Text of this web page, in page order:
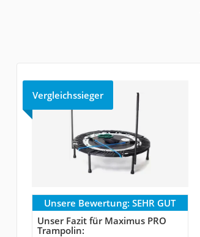
Vergleichssieger
Unsere Bewertung: SEHR GUT
Unser Fazit für Maximus PRO
Trampolin: